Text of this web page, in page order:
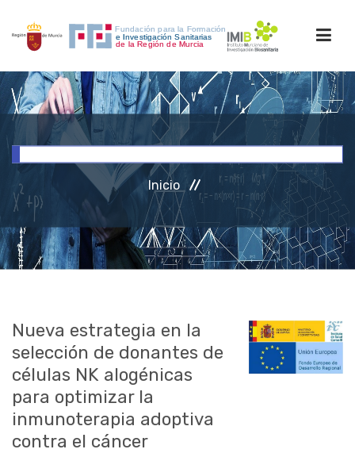
INICIO
INVESTIGACIÓN
RRHH
ACCESO PERSONAL
Inicio
Nueva estrategia en la
selección de donantes de
células NK alogénicas
para optimizar la
inmunoterapia adoptiva
contra el cáncer